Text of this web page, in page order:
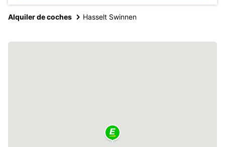
Alquiler de coches Hasselt Swinnen